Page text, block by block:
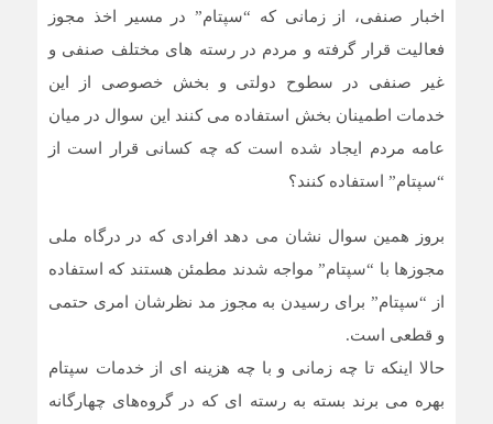
اخبار صنفی، از زمانی که “سپتام” در مسیر اخذ مجوز
فعالیت قرار گرفته و مردم در رسته های مختلف صنفی و
غیر صنفی در سطوح دولتی و بخش خصوصی از این
خدمات اطمینان بخش استفاده می کنند این سوال در میان
عامه مردم ایجاد شده است که چه کسانی قرار است از
“سپتام” استفاده کنند؟
بروز همین سوال نشان می دهد افرادی که در درگاه ملی
مجوزها با “سپتام” مواجه شدند مطمئن هستند که استفاده
از “سپتام” برای رسیدن به مجوز مد نظرشان امری حتمی
و قطعی است.
حالا اینکه تا چه زمانی و با چه هزینه ای از خدمات سپتام
بهره می برند بسته به رسته ای که در گروه‌های چهارگانه